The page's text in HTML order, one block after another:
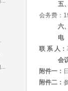
五
会务费：
六
电
联 系 人：
会
附件一：
附件二：